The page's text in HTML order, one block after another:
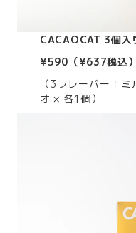
CACAOCAT 3個
¥590（¥637税込）
（3フレーバー：
オ × 各1個）